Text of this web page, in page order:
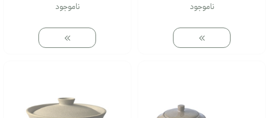
ناموجود ناموجود